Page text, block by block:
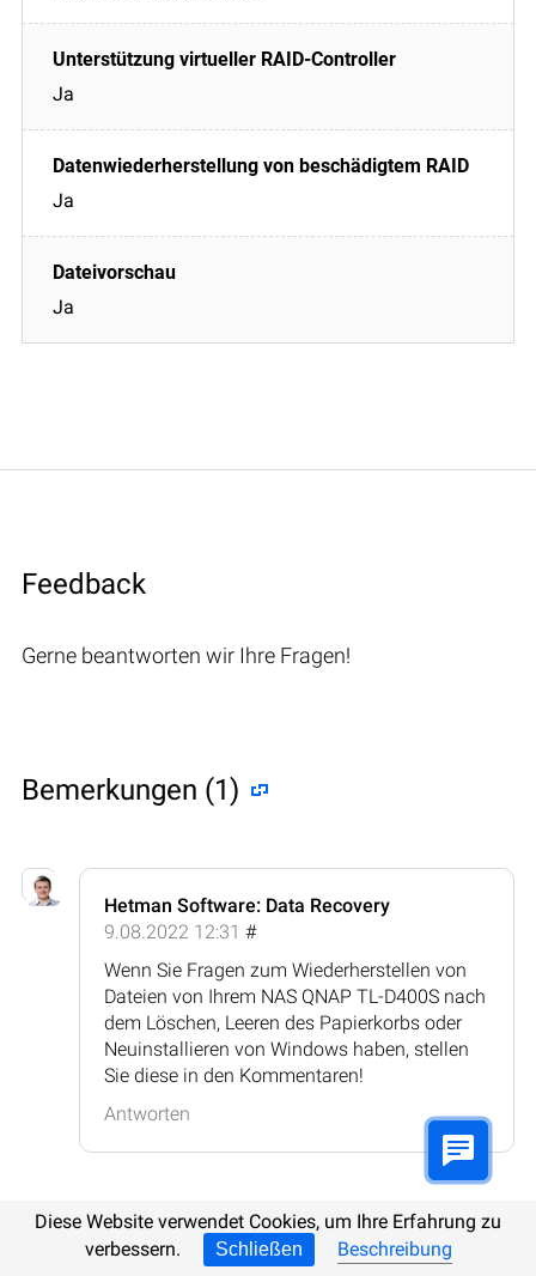
Ja
Ja
Ja
Feedback
Gerne beantworten wir Ihre Fragen!
Bemerkungen (1)
Hetman Software: Data Recovery
9.08.2022 12:31 #
Wenn Sie Fragen zum Wiederherstellen von
Dateien von Ihrem NAS QNAP TL-D400S nach
dem Löschen, Leeren des Papierkorbs oder
Neuinstallieren von Windows haben, stellen
Sie diese in den Kommentaren!
Antworten
Kommentar posten
Diese Website verwendet Cookies, um Ihre Erfahrung zu
verbessern.
Schließen Beschreibung